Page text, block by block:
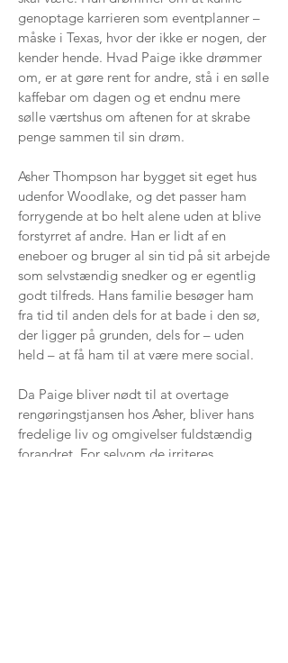
genoptage karrieren som eventplanner –
måske i Texas, hvor der ikke er nogen, der
kender hende. Hvad Paige ikke drømmer
om, er at gøre rent for andre, stå i en sølle
kaffebar om dagen og et endnu mere
sølle værtshus om aftenen for at skrabe
penge sammen til sin drøm.
Asher Thompson har bygget sit eget hus
udenfor Woodlake, og det passer ham
forrygende at bo helt alene uden at blive
forstyrret af andre. Han er lidt af en
eneboer og bruger al sin tid på sit arbejde
som selvstændig snedker og er egentlig
godt tilfreds. Hans familie besøger ham
fra tid til anden dels for at bade i den sø,
der ligger på grunden, dels for – uden
held – at få ham til at være mere social.
Da Paige bliver nødt til at overtage
rengøringstjansen hos Asher, bliver hans
fredelige liv og omgivelser fuldstændig
forandret. For selvom de irriteres